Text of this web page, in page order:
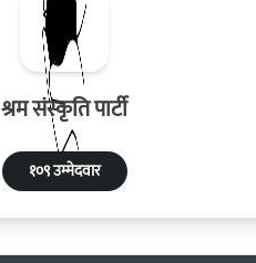
श्रम संस्कृति पार्टी
१०९ उम्मेदवार